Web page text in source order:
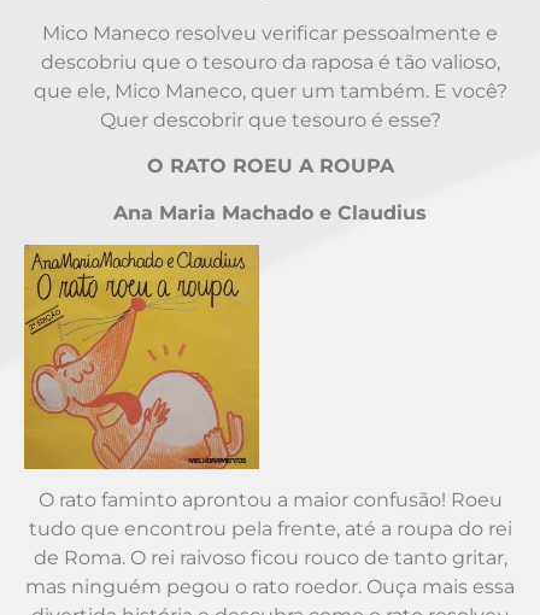
Mico Maneco resolveu verificar pessoalmente e
descobriu que o tesouro da raposa é tão valioso,
que ele, Mico Maneco, quer um também. E você?
Quer descobrir que tesouro é esse?
O RATO ROEU A ROUPA
Ana Maria Machado e Claudius
O rato faminto aprontou a maior confusão! Roeu
tudo que encontrou pela frente, até a roupa do rei
de Roma. O rei raivoso ficou rouco de tanto gritar,
mas ninguém pegou o rato roedor. Ouça mais essa